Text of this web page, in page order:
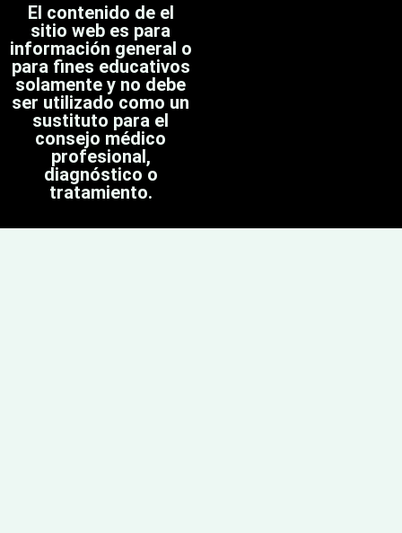
El contenido de el
sitio web es para
información general o
para fines educativos
solamente y no debe
ser utilizado como un
sustituto para el
consejo médico
profesional,
diagnóstico o
tratamiento.